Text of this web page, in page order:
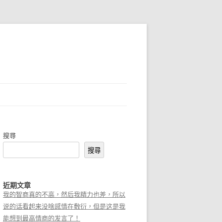
搜尋
搜尋
近期文章
我的智商真的不高，然后我精力也差，所以
说的话看起来没啥感情在敷衍，但是这是我
能想到最高情商的发言了！